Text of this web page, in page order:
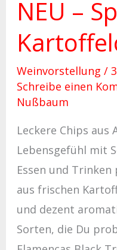
NEU –
Weinvorstellung /
Schreibe einen
Nußbaum
Leckere Chips aus
Lebensgefühl mit
Essen und
aus frischen
und dezent
Sorten, die Du